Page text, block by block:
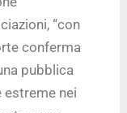
“con
conferma
pubblica
nei